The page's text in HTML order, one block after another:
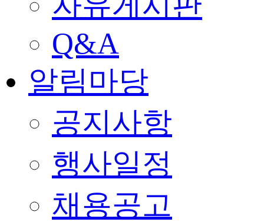
Q&A
알림마당
공지사항
행사일정
채용공고